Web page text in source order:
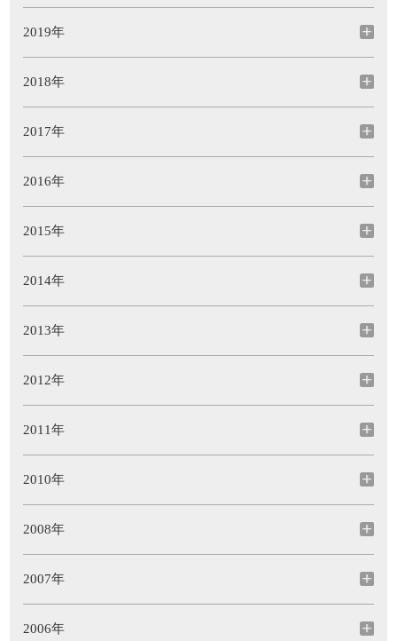
2019年
2018年
2017年
2016年
2015年
2014年
2013年
2012年
2011年
2010年
2008年
2007年
2006年